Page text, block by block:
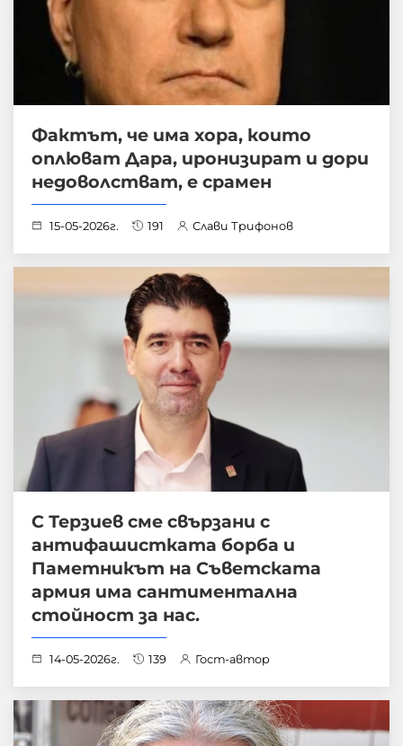
Фактът, че има хора, които
оплюват Дара, иронизират и дори
недоволстват, е срамен
15-05-2026г. 191 Слави Трифонов
С Терзиев сме свързани с
антифашистката борба и
Паметникът на Съветската
армия има сантиментална
стойност за нас.
14-05-2026г. 139 Гост-автор